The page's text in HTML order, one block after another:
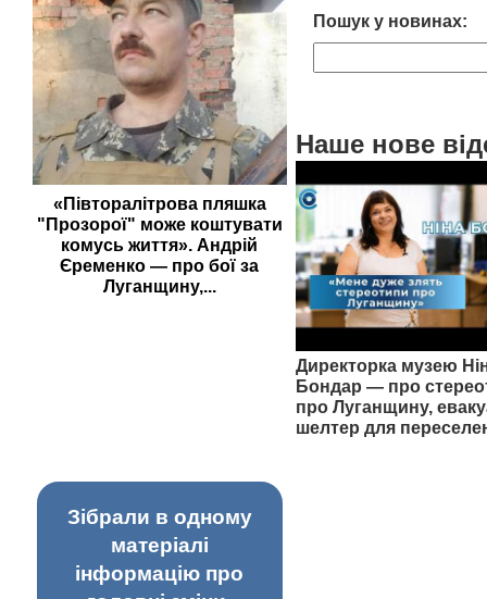
«Півторалітрова пляшка
"Прозорої" може коштувати
комусь життя». Андрій
Єременко — про бої за
Луганщину,...
Пошук у новинах:
Наше нове
Директорка музею
Бондар — про
про Луганщину,
шелтер для
Зібрали в одному
матеріалі
інформацію про